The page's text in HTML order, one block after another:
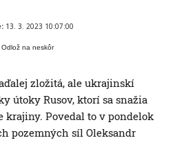
13. 3. 2023 10:07:00
Odlož na neskôr
zložitá, ale ukrajinskí
útoky Rusov, ktorí sa snažia
krajiny. Povedal to v pondelok
pozemných síl Oleksandr